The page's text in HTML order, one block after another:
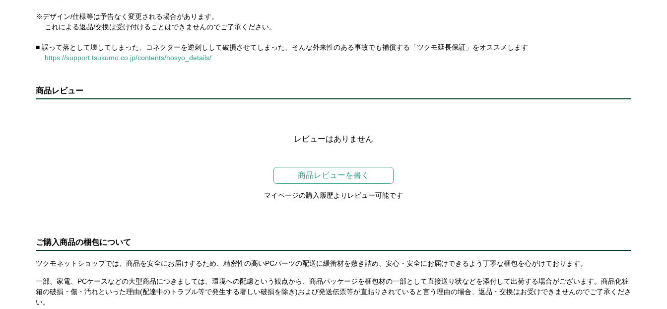
※デザイン/仕様等は予告なく変更される場合があります。
これによる返品/交換は受け付けることはできませんのでご了承ください。
■ 誤って落として壊してしまった、コネクターを逆刺しして破損させてしまった、そんな外来性のある事故でも補償する「ツクモ延長保証」をオススメします
https://support.tsukumo.co.jp/contents/hosyo_details/
商品レビュー
レビューはありません
商品レビューを書く
マイページの購入履歴よりレビュー可能です
ご購入商品の梱包について
ツクモネットショップでは、商品を安全にお届けするため、精密性の高いPCパーツの配送に緩衝材を敷き詰め、安心・安全にお届けできるよう丁寧な梱包を心がけております。
一部、家電、PCケースなどの大型商品につきましては、環境への配慮という観点から、商品パッケージを梱包材の一部として直接送り状などを添付して出荷する場合がございます。商品化粧
箱の破損・傷・汚れといった理由(配達中のトラブル等で発生する著しい破損を除き)および発送伝票等が直貼りされていると言う理由の場合、返品・交換はお受けできませんのでご了承くださ
い。